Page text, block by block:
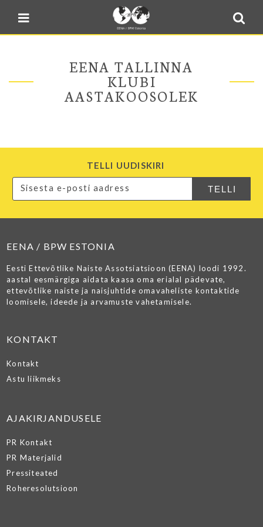
Sulge menüü
Blogi
E-pood
Minu BPW
EENA TALLINNA
KLUBI
AASTAKOOSOLEK
TELLI UUDISKIRI
EENA / BPW ESTONIA
Eesti Ettevõtlike Naiste Assotsiatsioon (EENA) loodi 1992.
aastal eesmärgiga aidata kaasa oma erialal pädevate,
ettevõtlike naiste ja naisjuhtide omavaheliste kontaktide
loomisele, ideede ja arvamuste vahetamisele.
KONTAKT
Kontakt
Astu liikmeks
AJAKIRJANDUSELE
PR Kontakt
PR Materjalid
Pressiteated
Roheresolutsioon